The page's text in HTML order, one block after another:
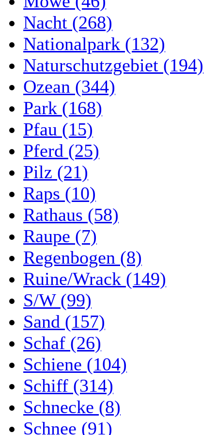
Nacht (268)
Nationalpark (132)
Naturschutzgebiet (194)
Ozean (344)
Park (168)
Pfau (15)
Pferd (25)
Pilz (21)
Raps (10)
Rathaus (58)
Raupe (7)
Regenbogen (8)
Ruine/Wrack (149)
S/W (99)
Sand (157)
Schaf (26)
Schiene (104)
Schiff (314)
Schnecke (8)
Schnee (91)